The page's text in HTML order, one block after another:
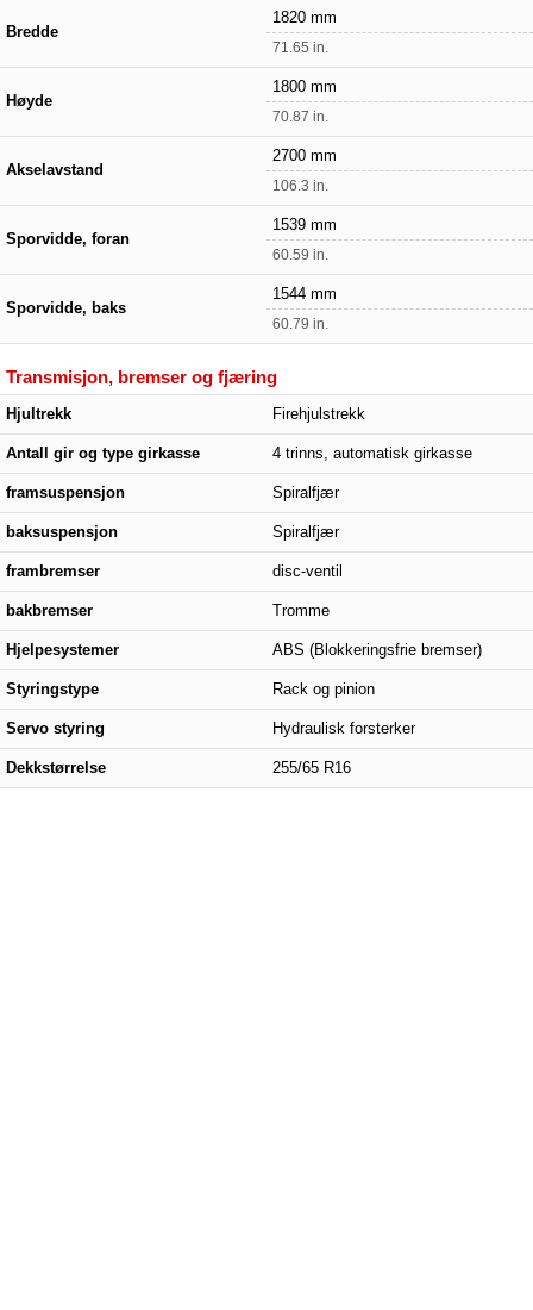
Bredde
1820 mm
71.65 in.
Høyde
1800 mm
70.87 in.
Akselavstand
2700 mm
106.3 in.
Sporvidde, foran
1539 mm
60.59 in.
Sporvidde, baks
1544 mm
60.79 in.
Transmisjon, bremser og fjæring
Hjultrekk Firehjulstrekk
Antall gir og type girkasse 4 trinns, automatisk girkasse
framsuspensjon Spiralfjær
baksuspensjon Spiralfjær
frambremser disc-ventil
bakbremser Tromme
Hjelpesystemer ABS (Blokkeringsfrie bremser)
Styringstype Rack og pinion
Servo styring Hydraulisk forsterker
Dekkstørrelse 255/65 R16